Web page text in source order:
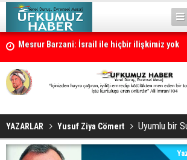
Mesrur Barzani: İsrail ile hiçbir ilişkimiz yok
Cevdet Yılmaz: Türkiye süreci
YAZARLAR Yusuf Ziya Cömert Uyumlu bir